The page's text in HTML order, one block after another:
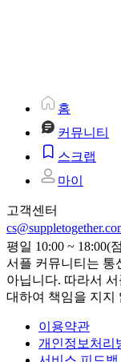
홈
커뮤니티
스크랩
마이
고객센터
평일 10:00 ~ 18:00(
서플 커뮤니티는 통
아닙니다. 따라서
대하여 책임을 지지
이용약관
개인정보처리